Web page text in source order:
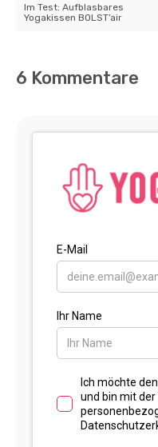
Im Test: Aufblasbares
Yogakissen BOLST’air
6 Kommentare